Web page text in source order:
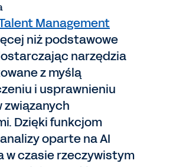
Management
niż podstawowe
narzędzia
z myślą
i usprawnieniu
Dzięki funkcjom
oparte na AI
w czasie rzeczywistym